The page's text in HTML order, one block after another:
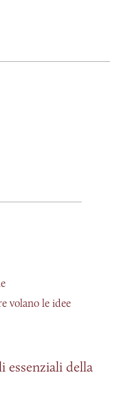
volano le idee
essenziali della